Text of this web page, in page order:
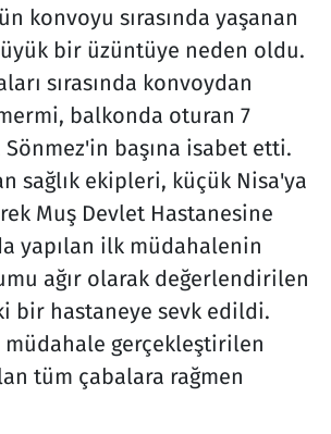
konvoyu sırasında yaşanan
bir üzüntüye neden oldu.
sırasında konvoydan
balkonda oturan 7
Sönmez'in başına isabet etti.
sağlık ekipleri, küçük Nisa'ya
Muş Devlet Hastanesine
yapılan ilk müdahalenin
ağır olarak değerlendirilen
bir hastaneye sevk edildi.
müdahale gerçekleştirilen
tüm çabalara rağmen